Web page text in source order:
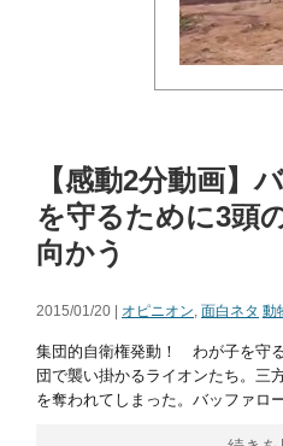
【感動2分動画】
を守るために3頭
向かう
2015/01/20 | オピニオン, 面白ネタ 動
集団的自衛権発動！ わが子を守
団で襲い掛かるライオンたち。三
を奪われてしまった。バッファ